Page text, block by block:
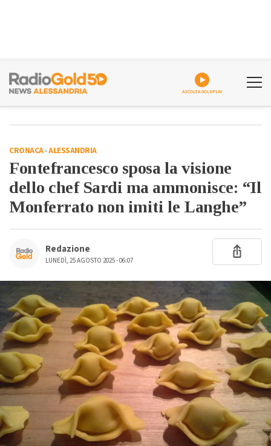
ASCOLTA GOLDPLAY
CRONACA-ALESSANDRIA
Fontefrancesco sposa la visione
dello chef Sardi ma ammonisce: “Il
Monferrato non imiti le Langhe”
Redazione
LUNEDÌ, 25 AGOSTO 2025 - 06:07